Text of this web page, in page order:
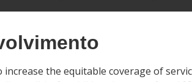
the equitable coverage of